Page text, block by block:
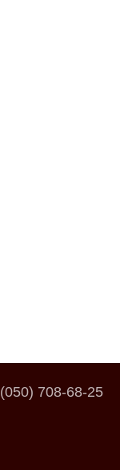
(050) 708-68-25